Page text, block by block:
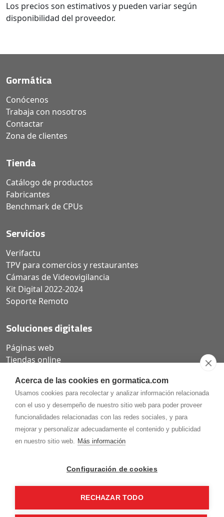
Acerca de las cookies en gormatica.com
Usamos cookies para recolectar y analizar información relacionada
con el uso y desempeño de nuestro sitio web para poder proveer
funcionalidades relacionadas con las redes sociales, y para
mejorar y personalizar adecuadamente el contenido y publicidad
en nuestro sitio web. Más información
Configuración de cookies
RECHAZAR TODO
Los precios son estimativos y pueden variar según
disponibilidad del proveedor.
Gormática
Conócenos
Trabaja con nosotros
Contactar
Zona de clientes
Tienda
Catálogo de productos
Fabricantes
Benchmark de CPUs
Servicios
Verifactu
TPV para comercios y restaurantes
Cámaras de Videovigilancia
Kit Digital 2022-2024
Soporte Remoto
Soluciones digitales
Páginas web
Tiendas online
975.368.262
Aviso Legal Política de privacidad
Gormaz Informática S.L.C/ Soria, 2 - El Burgo de Osma (Soria)
¡Síguenos en nuestras redes!